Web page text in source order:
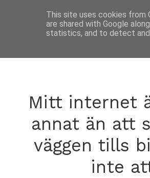
Mitt internet
annat än att
väggen tills
inte
This site uses cookies from
are shared with Google
statistics, and to detect and